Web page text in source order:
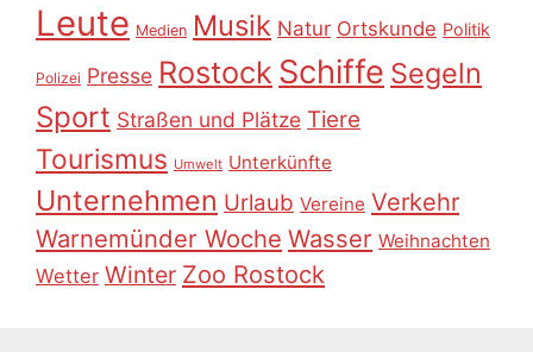
Leute Medien Musik Natur Ortskunde Politik
Polizei Presse Rostock Schiffe Segeln
Sport Straßen und Plätze Tiere
Tourismus Umwelt Unterkünfte
Unternehmen Urlaub Vereine Verkehr
Warnemünder Woche Wasser Weihnachten
Wetter Winter Zoo Rostock